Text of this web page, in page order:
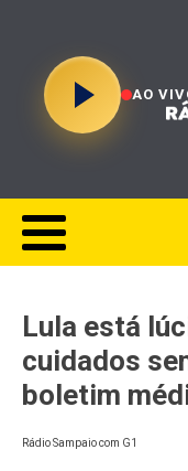
AO
Lula está
cuidados
boletim
Rádio Sampaio com G1